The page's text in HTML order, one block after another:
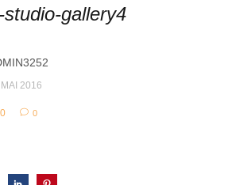
gallery4
2016
0 0